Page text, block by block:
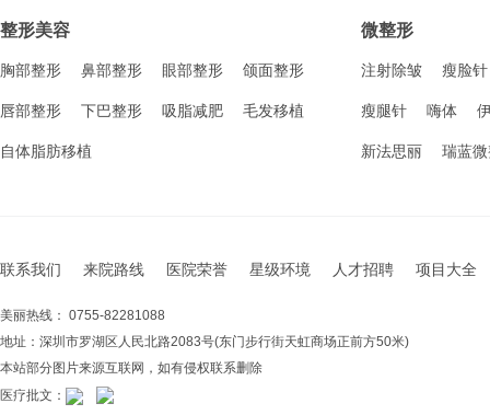
整形美容
胸部整形 鼻部整形 眼部整形 颌面整形
唇部整形 下巴整形 吸脂减肥 毛发移植
自体脂肪移植
微整形
注射除皱 瘦脸针
瘦腿针 嗨体
新法思丽 瑞蓝
联系我们 来院路线 医院荣誉 星级环境 人才招聘 项目大全
美丽热线： 0755-82281088
地址：深圳市罗湖区人民北路2083号(东门步行街天虹商场正前方50米)
本站部分图片来源互联网，如有侵权联系删除
医疗批文：